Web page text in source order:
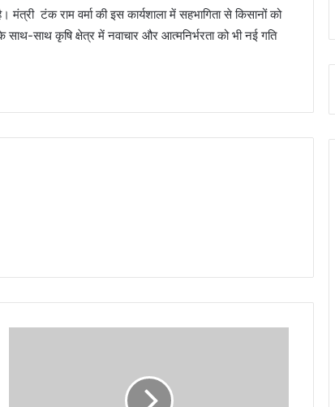
टंक राम वर्मा की इस कार्यशाला में सहभागिता से किसानों को
साथ कृषि क्षेत्र में नवाचार और आत्मनिर्भरता को भी नई गति